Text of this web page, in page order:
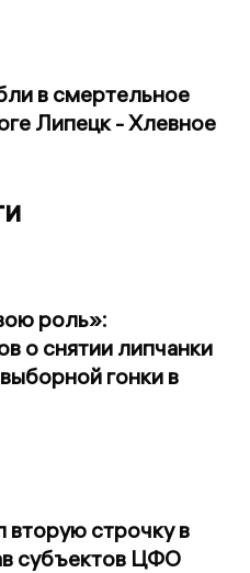
в смертельное
Липецк - Хлевное
роль»:
о снятии липчанки
гонки в
вторую строчку в
субъектов ЦФО